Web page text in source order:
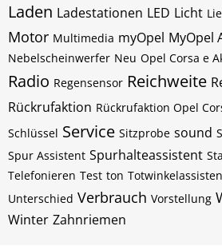
Laden Ladestationen LED Licht
Motor Multimedia myOpel MyOpel
Nebelscheinwerfer Neu Opel Corsa e
Radio Regensensor Reichweite
Rückrufaktion Rückrufaktion Opel
Schlüssel Service Sitzprobe sound
Spur Assistent Spurhalteassistent
Telefonieren Test ton
Unterschied Verbrauch Vorstellung
Winter Zahnriemen